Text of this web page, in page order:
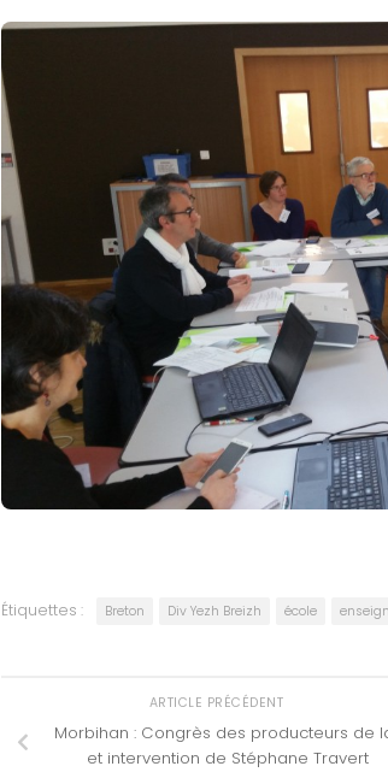
Étiquettes : Breton Div Yezh Breizh école
ARTICLE PRÉCÉDENT
Morbihan : Congrès des producteurs de
et intervention de Stéphane Travert